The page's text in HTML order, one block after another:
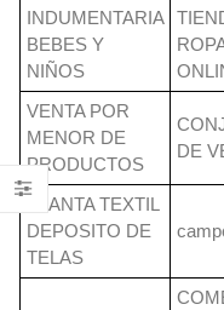
INDUMENTARIA
BEBES Y
NIÑOS
VENTA POR
MENOR DE
PRODUCTOS
DE
PLANTA TEXTIL
DEPOSITO DE
TELAS